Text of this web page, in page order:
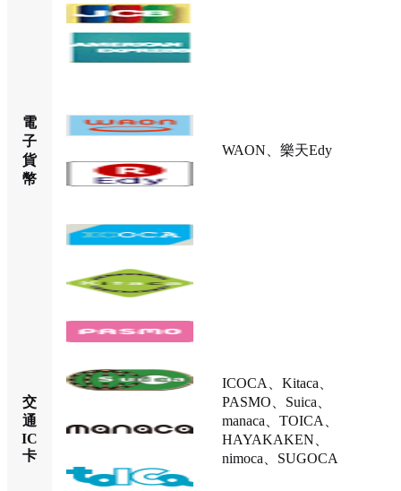
電
子
貨
幣
WAON、樂天Edy
交
通
IC
卡
ICOCA、Kitaca、
PASMO、Suica、
manaca、TOICA、
HAYAKAKEN、
nimoca、SUGOCA